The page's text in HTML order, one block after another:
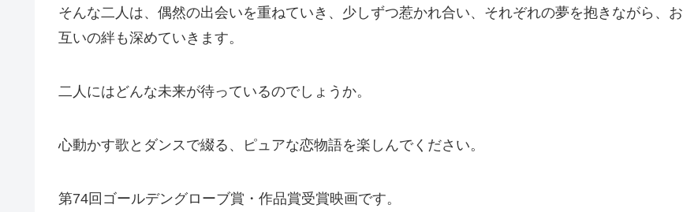
そんな二人は、偶然の出会いを重ねていき、少しずつ惹かれ合い、それぞれの夢を抱きながら、お
互いの絆も深めていきます。
二人にはどんな未来が待っているのでしょうか。
心動かす歌とダンスで綴る、ピュアな恋物語を楽しんでください。
第74回ゴールデングローブ賞・作品賞受賞映画です。